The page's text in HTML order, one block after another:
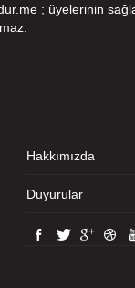
; üyelerinin
Hakkımızda
Duyurular